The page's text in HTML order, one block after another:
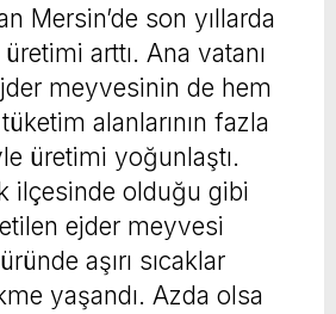
Mersin’de son yıllarda
arttı. Ana vatanı
meyvesinin de hem
alanlarının fazla
üretimi yoğunlaştı.
ilçesinde olduğu gibi
ejder meyvesi
aşırı sıcaklar
yaşandı. Azda olsa